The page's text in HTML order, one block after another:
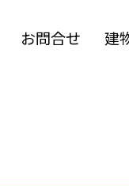
お問合せ 建